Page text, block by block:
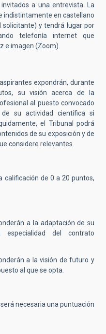
a una entrevista. La
indistintamente en castellano
solicitante) y tendrá lugar por
telefonía internet que
e imagen (Zoom).
expondrán, durante
su visión acerca de la
al puesto convocado
su actividad científica si
el Tribunal podrá
de su exposición y de
considere relevantes.
calificación de 0 a 20 puntos,
a la adaptación de su
del contrato
a la visión de futuro y
al que se opta.
necesaria una puntuación